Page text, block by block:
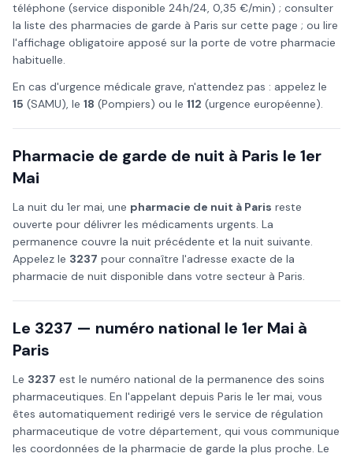
téléphone (service disponible 24h/24, 0,35 €/min) ; consulter
la liste des pharmacies de garde à Paris sur cette page ; ou lire
l'affichage obligatoire apposé sur la porte de votre pharmacie
habituelle.
En cas d'urgence médicale grave, n'attendez pas : appelez le
15 (SAMU), le 18 (Pompiers) ou le 112 (urgence européenne).
Pharmacie de garde de nuit à Paris le 1er
Mai
La nuit du 1er mai, une pharmacie de nuit à Paris reste
ouverte pour délivrer les médicaments urgents. La
permanence couvre la nuit précédente et la nuit suivante.
Appelez le 3237 pour connaître l'adresse exacte de la
pharmacie de nuit disponible dans votre secteur à Paris.
Le 3237 — numéro national le 1er Mai à
Paris
Le 3237 est le numéro national de la permanence des soins
pharmaceutiques. En l'appelant depuis Paris le 1er mai, vous
êtes automatiquement redirigé vers le service de régulation
pharmaceutique de votre département, qui vous communique
les coordonnées de la pharmacie de garde la plus proche. Le